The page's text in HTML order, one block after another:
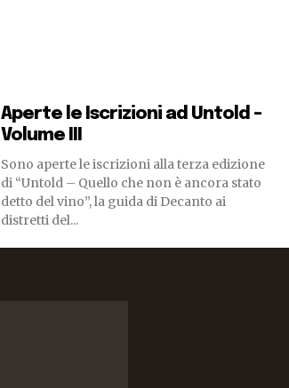
Aperte le Iscrizioni ad Untold –
Volume III
Sono aperte le iscrizioni alla terza edizione
di “Untold – Quello che non è ancora stato
detto del vino”, la guida di Decanto ai
distretti del...